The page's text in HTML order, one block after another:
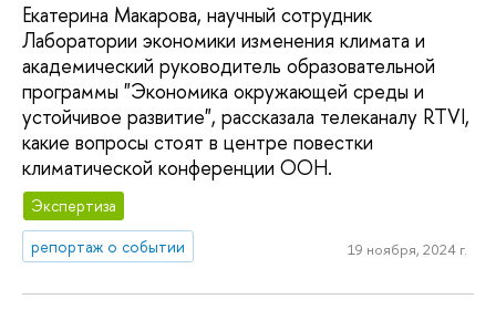
Екатерина Макарова, научный сотрудник
Лаборатории экономики изменения климата и
академический руководитель образовательной
программы "Экономика окружающей среды и
устойчивое развитие", рассказала телеканалу RTVI,
какие вопросы стоят в центре повестки
климатической конференции ООН.
Экспертиза
репортаж о событии
19 ноября, 2024 г.